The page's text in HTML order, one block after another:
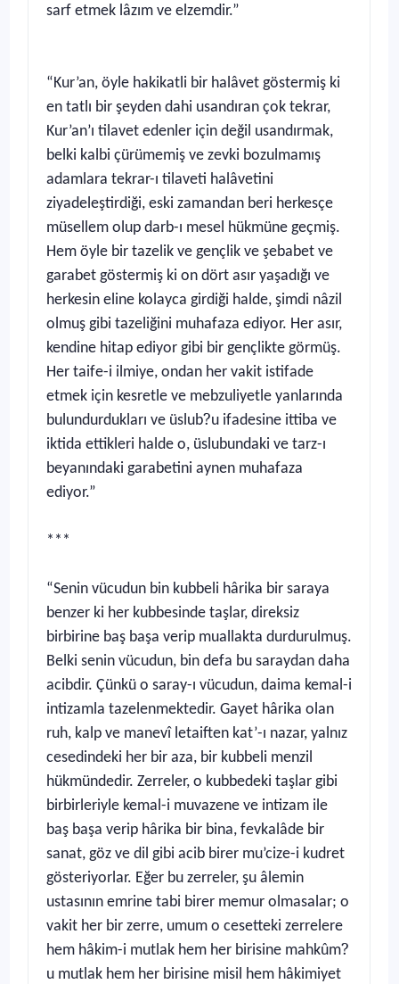
sarf etmek lâzım ve elzemdir.”
“Kur’an, öyle hakikatli bir halâvet göstermiş ki
en tatlı bir şeyden dahi usandıran çok tekrar,
Kur’an’ı tilavet edenler için değil usandırmak,
belki kalbi çürümemiş ve zevki bozulmamış
adamlara tekrar-ı tilaveti halâvetini
ziyadeleştirdiği, eski zamandan beri herkesçe
müsellem olup darb-ı mesel hükmüne geçmiş.
Hem öyle bir tazelik ve gençlik ve şebabet ve
garabet göstermiş ki on dört asır yaşadığı ve
herkesin eline kolayca girdiği halde, şimdi nâzil
olmuş gibi tazeliğini muhafaza ediyor. Her asır,
kendine hitap ediyor gibi bir gençlikte görmüş.
Her taife-i ilmiye, ondan her vakit istifade
etmek için kesretle ve mebzuliyetle yanlarında
bulundurdukları ve üslub?u ifadesine ittiba ve
iktida ettikleri halde o, üslubundaki ve tarz-ı
beyanındaki garabetini aynen muhafaza
ediyor.”
***
“Senin vücudun bin kubbeli hârika bir saraya
benzer ki her kubbesinde taşlar, direksiz
birbirine baş başa verip muallakta durdurulmuş.
Belki senin vücudun, bin defa bu saraydan daha
acibdir. Çünkü o saray-ı vücudun, daima kemal-i
intizamla tazelenmektedir. Gayet hârika olan
ruh, kalp ve manevî letaiften kat’-ı nazar, yalnız
cesedindeki her bir aza, bir kubbeli menzil
hükmündedir. Zerreler, o kubbedeki taşlar gibi
birbirleriyle kemal-i muvazene ve intizam ile
baş başa verip hârika bir bina, fevkalâde bir
sanat, göz ve dil gibi acib birer mu’cize-i kudret
gösteriyorlar. Eğer bu zerreler, şu âlemin
ustasının emrine tabi birer memur olmasalar; o
vakit her bir zerre, umum o cesetteki zerrelere
hem hâkim-i mutlak hem her birisine mahkûm?
u mutlak hem her birisine misil hem hâkimiyet